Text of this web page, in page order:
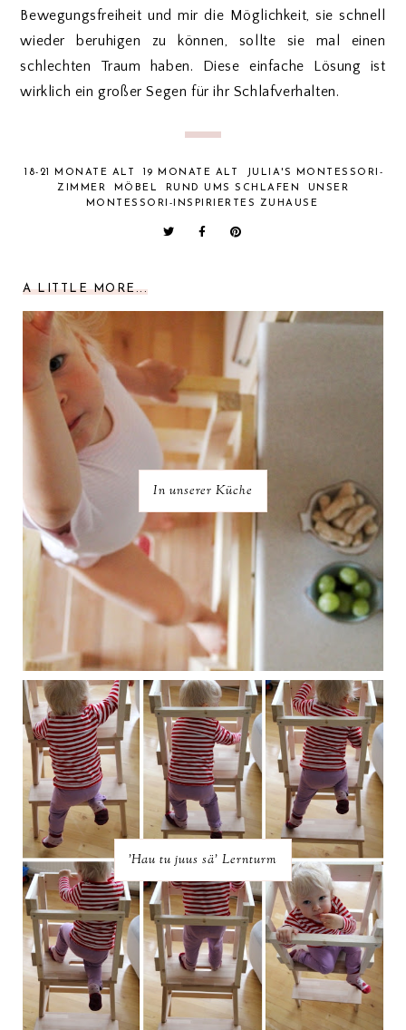
Bewegungsfreiheit und mir die Möglichkeit, sie schnell
wieder beruhigen zu können, sollte sie mal einen
schlechten Traum haben. Diese einfache Lösung ist
wirklich ein großer Segen für ihr Schlafverhalten.
18-21 MONATE ALT 19 MONATE ALT
JULIA'S MONTESSORI-
ZIMMER
MÖBEL RUND UMS SCHLAFEN
UNSER
MONTESSORI-INSPIRIERTES ZUHAUSE
A LITTLE MORE...
In unserer Küche
'Hau tu juus sä' Lernturm